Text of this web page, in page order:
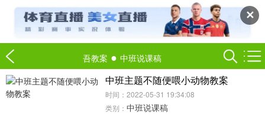
✕
吾教案 ● 中班说课稿
中班主题不随便喂小动物教案
时间：2022-05-31 19:34:08
类别： 中班说课稿